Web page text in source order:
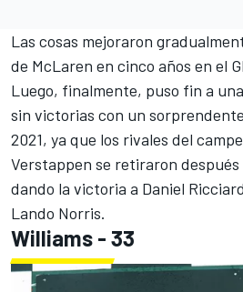
Las cosas mejoraron
de McLaren en cinco años en el
Luego, finalmente, puso fin a
sin victorias con un
2021, ya que los rivales del
Verstappen se retiraron
dando la victoria a Daniel
Lando Norris.
Williams - 33